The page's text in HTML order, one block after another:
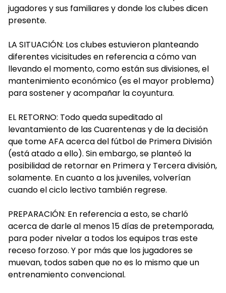
jugadores y sus familiares y donde los clubes dicen
presente.
LA SITUACIÓN: Los clubes estuvieron planteando
diferentes vicisitudes en referencia a cómo van
llevando el momento, como están sus divisiones, el
mantenimiento económico (es el mayor problema)
para sostener y acompañar la coyuntura.
EL RETORNO: Todo queda supeditado al
levantamiento de las Cuarentenas y de la decisión
que tome AFA acerca del fútbol de Primera División
(está atado a ello). Sin embargo, se planteó la
posibilidad de retornar en Primera y Tercera división,
solamente. En cuanto a los juveniles, volverían
cuando el ciclo lectivo también regrese.
PREPARACIÓN: En referencia a esto, se charló
acerca de darle al menos 15 días de pretemporada,
para poder nivelar a todos los equipos tras este
receso forzoso. Y por más que los jugadores se
muevan, todos saben que no es lo mismo que un
entrenamiento convencional.